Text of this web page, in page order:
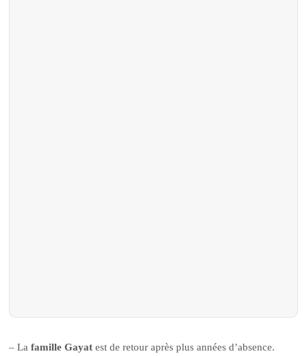
– Lafamille Gayat est de retour après plus années d’absence.